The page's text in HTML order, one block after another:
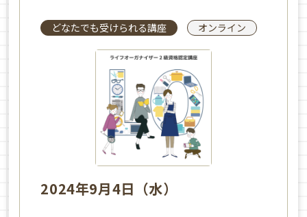
どなたでも受けられる講座 オンライン
2024年9月4日（水）